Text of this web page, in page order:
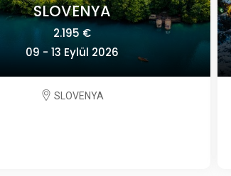
POLONYA'DA TARİH VE
2.825 €
24 Eylül - 01 Ekim 2026